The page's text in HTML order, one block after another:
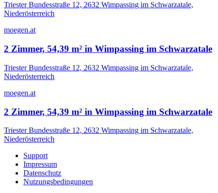
Triester Bundesstraße 12, 2632 Wimpassing im Schwarzatale,
Niederösterreich
moegen.at
2 Zimmer, 54,39 m² in Wimpassing im Schwarzatale
Triester Bundesstraße 12, 2632 Wimpassing im Schwarzatale,
Niederösterreich
moegen.at
2 Zimmer, 54,39 m² in Wimpassing im Schwarzatale
Triester Bundesstraße 12, 2632 Wimpassing im Schwarzatale,
Niederösterreich
Support
Impressum
Datenschutz
Nutzungsbedingungen